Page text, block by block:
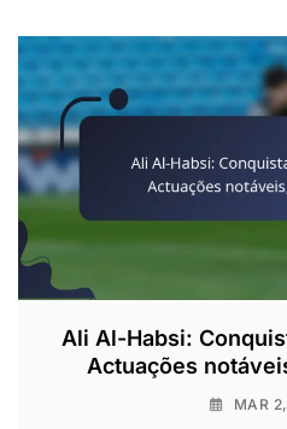
Ali Al-Habsi:
Actuações
MAR